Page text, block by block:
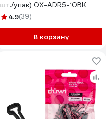
шт./упак) OX-ADR5-10BK
4.9(39)
В корзину